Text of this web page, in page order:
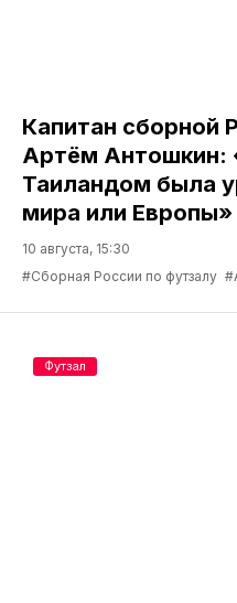
Капитан сборной
Артём Антошкин:
Таиландом была
мира или Европы»
10 августа, 15:30
#Сборная России по футзалу
Футзал